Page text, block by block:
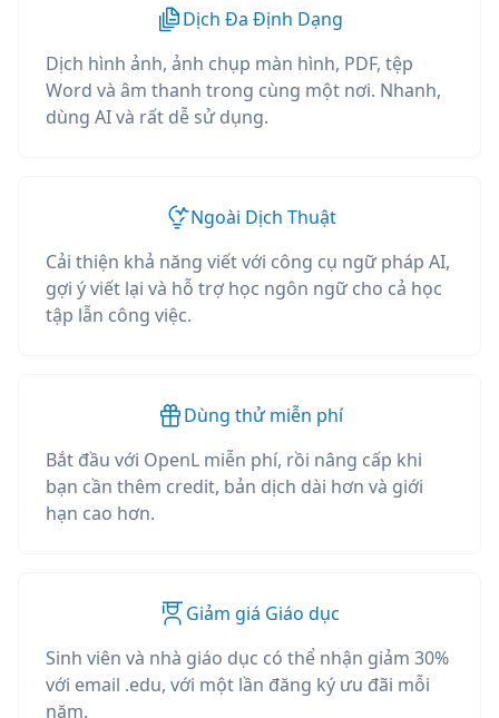
Dịch Đa Định Dạng
Dịch hình ảnh, ảnh chụp màn hình, PDF, tệp
Word và âm thanh trong cùng một nơi. Nhanh,
dùng AI và rất dễ sử dụng.
Ngoài Dịch Thuật
Cải thiện khả năng viết với công cụ ngữ pháp AI,
gợi ý viết lại và hỗ trợ học ngôn ngữ cho cả học
tập lẫn công việc.
Dùng thử miễn phí
Bắt đầu với OpenL miễn phí, rồi nâng cấp khi
bạn cần thêm credit, bản dịch dài hơn và giới
hạn cao hơn.
Giảm giá Giáo dục
Sinh viên và nhà giáo dục có thể nhận giảm 30%
với email .edu, với một lần đăng ký ưu đãi mỗi
năm.